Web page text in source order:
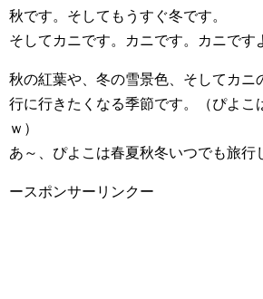
秋です。そしてもうすぐ冬です。
そしてカニです。カニです。カニです
秋の紅葉や、冬の雪景色、そしてカニ
行に行きたくなる季節です。（ぴよこ
ｗ）
あ～、ぴよこは春夏秋冬いつでも旅行
ースポンサーリンクー